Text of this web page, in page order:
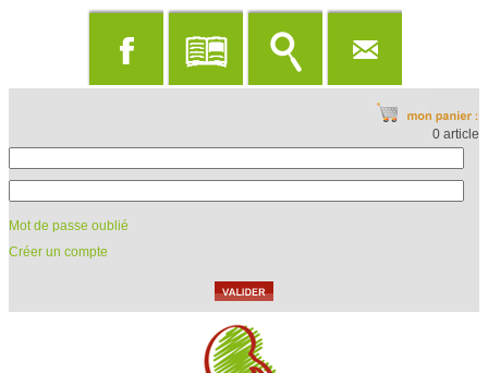
0 article
Mot de passe oublié
Créer un compte